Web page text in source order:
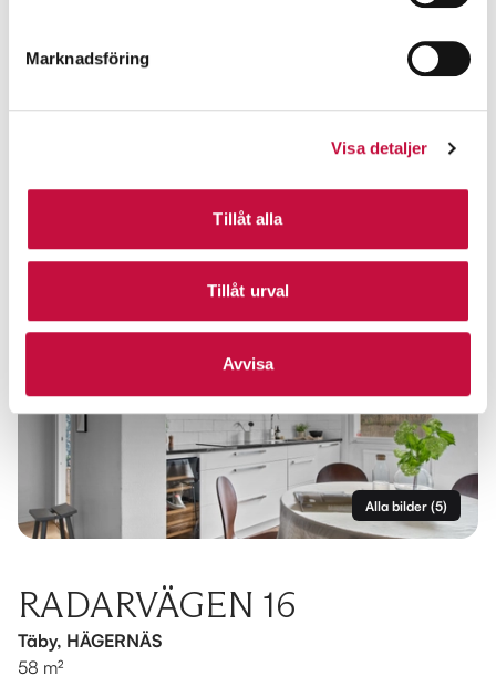
Marknadsföring
Visa detaljer
Tillåt alla
Tillåt urval
Avvisa
Alla bilder (5)
RADARVÄGEN 16
Täby, HÄGERNÄS
58 m²